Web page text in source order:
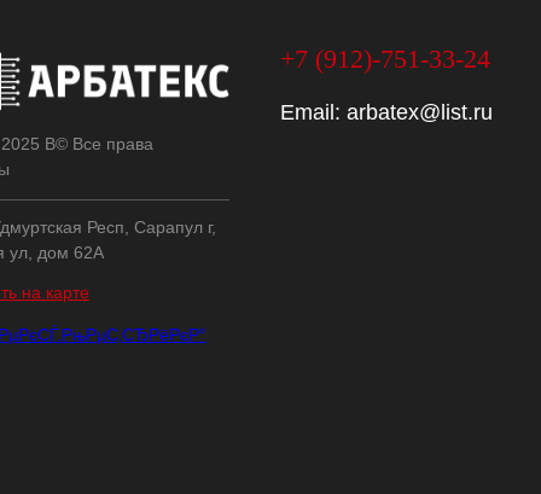
В© Все права
Респ, Сарапул г,
ул, дом 62А
на карте
+7 (912)-751-33-24
Email: arbatex@list.ru